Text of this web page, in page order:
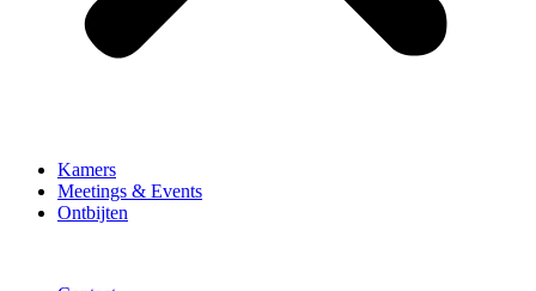
Kamers
Meetings & Events
Ontbijten